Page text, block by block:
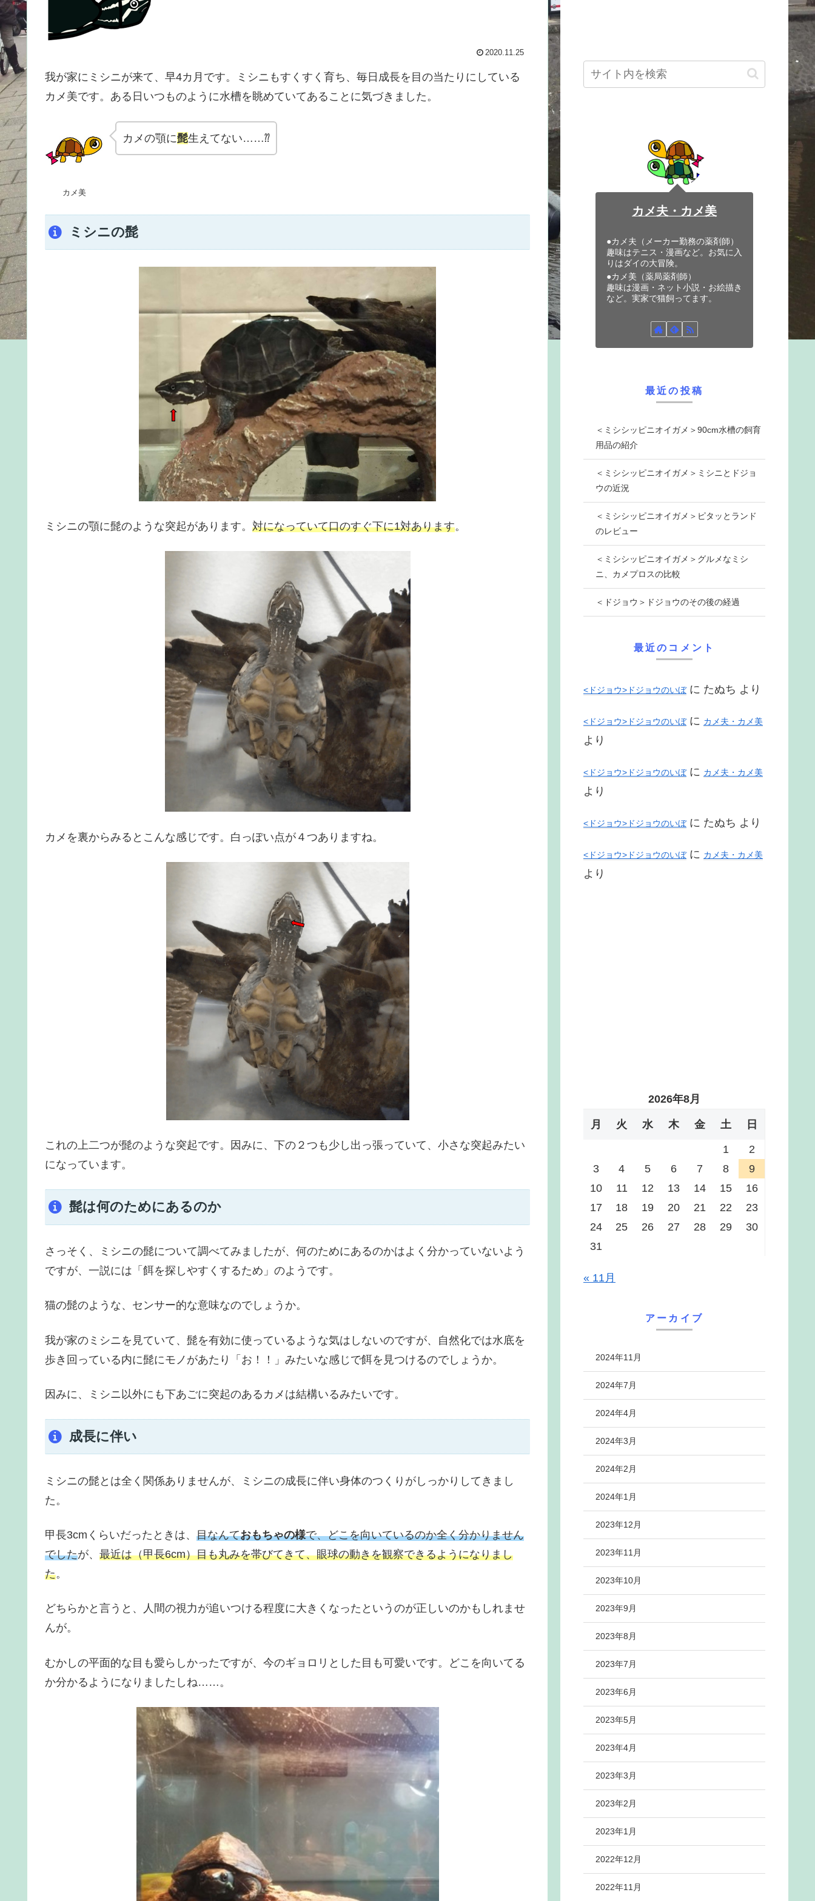
2020.11.25
我が家にミシニが来て、早4カ月です。ミシニもすくすく育ち、毎日成長を目の当たりにしている
カメ美です。ある日いつものように水槽を眺めていてあることに気づきました。
カメ美
カメの顎に髭生えてない……⁇
ミシニの髭
ミシニの顎に髭のような突起があります。 対になっていて口のすぐ下に1対あります。
カメを裏からみるとこんな感じです。白っぽい点が４つありますね。
これの上二つが髭のような突起です。因みに、下の２つも少し出っ張っていて、小さな突起みたい
になっています。
髭は何のためにあるのか
さっそく、ミシニの髭について調べてみましたが、何のためにあるのかはよく分かっていないよう
ですが、一説には「餌を探しやすくするため」のようです。
猫の髭のような、センサー的な意味なのでしょうか。
我が家のミシニを見ていて、髭を有効に使っているような気はしないのですが、自然化では水底を
歩き回っている内に髭にモノがあたり「お！！」みたいな感じで餌を見つけるのでしょうか。
因みに、ミシニ以外にも下あごに突起のあるカメは結構いるみたいです。
成長に伴い
ミシニの髭とは全く関係ありませんが、ミシニの成長に伴い身体のつくりがしっかりしてきまし
た。
甲長3cmくらいだったときは、 目なんておもちゃの様で、どこを向いているのか全く分かりません
でしたが、 最近は（甲長6cm）目も丸みを帯びてきて、眼球の動きを観察できるようになりまし
た。
どちらかと言うと、人間の視力が追いつける程度に大きくなったというのが正しいのかもしれませ
んが。
むかしの平面的な目も愛らしかったですが、今のギョロリとした目も可愛いです。どこを向いてる
か分かるようになりましたしね……。
カメ夫・カメ美
●カメ夫（メーカー勤務の薬剤師）
趣味はテニス・漫画など。お気に入
りはダイの大冒険。
●カメ美（薬局薬剤師）
趣味は漫画・ネット小説・お絵描き
など。実家で猫飼ってます。
最近の投稿
＜ミシシッピニオイガメ＞90cm水槽の飼育
用品の紹介
＜ミシシッピニオイガメ＞ミシニとドジョ
ウの近況
＜ミシシッピニオイガメ＞ピタッとランド
のレビュー
＜ミシシッピニオイガメ＞グルメなミシ
ニ、カメプロスの比較
＜ドジョウ＞ドジョウのその後の経過
最近のコメント
<ドジョウ>ドジョウのいぼに たぬち より
<ドジョウ>ドジョウのいぼに カメ夫・カメ美
より
<ドジョウ>ドジョウのいぼに カメ夫・カメ美
より
<ドジョウ>ドジョウのいぼに たぬち より
<ドジョウ>ドジョウのいぼに カメ夫・カメ美
より
2026年8月
月 火 水 木 金 土 日
1
2
3
4 5 6 7 8
9
10
11 12 13 14 15
16
17
18 19 20 21 22
23
24
25 26 27 28 29
30
31
« 11月
アーカイブ
2024年11月
2024年7月
2024年4月
2024年3月
2024年2月
2024年1月
2023年12月
2023年11月
2023年10月
2023年9月
2023年8月
2023年7月
2023年6月
2023年5月
2023年4月
2023年3月
2023年2月
2023年1月
2022年12月
2022年11月